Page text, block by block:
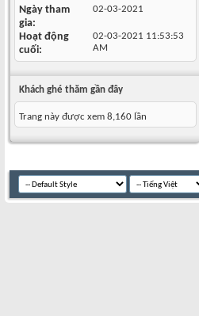
Ngày tham
gia
02-03-2021
Hoạt động
cuối
02-03-2021 11:53:53
AM
Khách ghé thăm gần đây
Trang này được xem 8,160 lần